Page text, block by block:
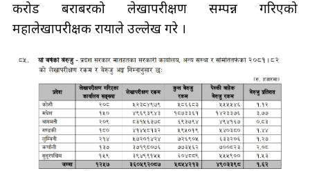
करोड बराबरको लेखापरीक्षण सम्पन्न गरिएको
महालेखापरीक्षक रायाले उल्लेख गरे ।